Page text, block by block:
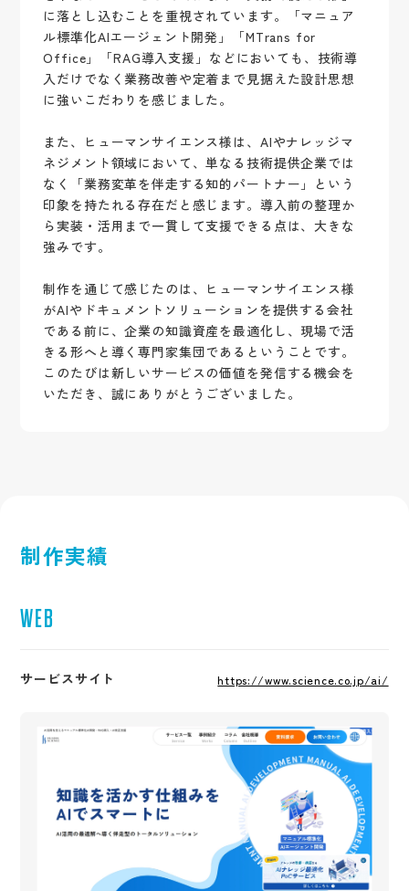
に落とし込むことを重視されています。「マニュア
ル標準化AIエージェント開発」「MTrans for
Office」「RAG導入支援」などにおいても、技術導
入だけでなく業務改善や定着まで見据えた設計思想
に強いこだわりを感じました。
また、ヒューマンサイエンス様は、AIやナレッジマ
ネジメント領域において、単なる技術提供企業では
なく「業務変革を伴走する知的パートナー」という
印象を持たれる存在だと感じます。導入前の整理か
ら実装・活用まで一貫して支援できる点は、大きな
強みです。
制作を通じて感じたのは、ヒューマンサイエンス様
がAIやドキュメントソリューションを提供する会社
である前に、企業の知識資産を最適化し、現場で活
きる形へと導く専門家集団であるということです。
このたびは新しいサービスの価値を発信する機会を
いただき、誠にありがとうございました。
制作実績
WEB
サービスサイト https://www.science.co.jp/ai/